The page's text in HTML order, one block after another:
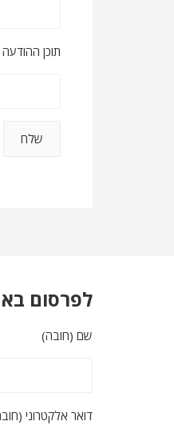
תוכן ההודעה
לפרסום
שם (חובה)
דואר אלקטרוני